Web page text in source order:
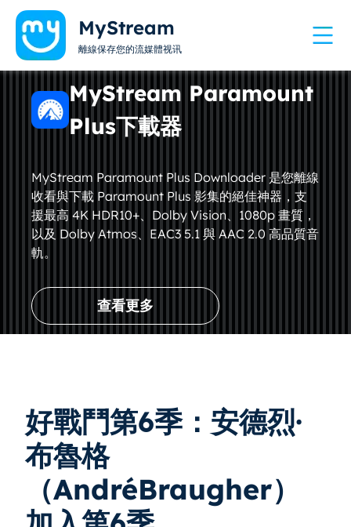
MyStream
離線保存您的流媒體视讯
MyStream Paramount
Plus下載器
MyStream Paramount Plus Downloader 是您離線
收看與下載 Paramount Plus 影集的絕佳神器，支
援最高 4K HDR10+、Dolby Vision、1080p 畫質，
以及 Dolby Atmos、EAC3 5.1 與 AAC 2.0 高品質音
軌。
查看更多
好戰鬥第6季：安德烈·
布魯格
（AndréBraugher）